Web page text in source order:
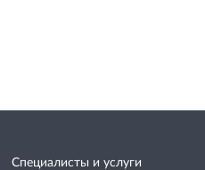
Специалисты и услуги